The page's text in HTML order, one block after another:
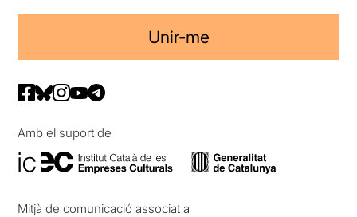
Unir-me
Amb el suport de
Mitjà de comunicació associat a